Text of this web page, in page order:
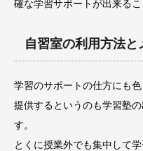
確な学習サポートが出来るこ
自習室の利用方法と
学習のサポートの仕方にも
提供するというのも学習塾
す。
とくに授業外でも集中して